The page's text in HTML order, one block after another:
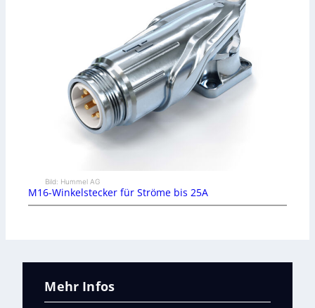
Bild: Hummel AG
M16-Winkelstecker für Ströme bis 25A
Mehr Infos